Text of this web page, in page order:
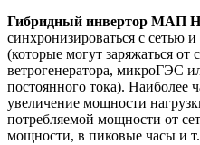
Гибридный инвертор МАП
синхронизироваться с сетью
(которые могут заряжаться от
ветрогенератора, микроГЭС
постоянного тока). Наиболее
увеличение мощности
потребляемой мощности от
мощности, в пиковые часы и